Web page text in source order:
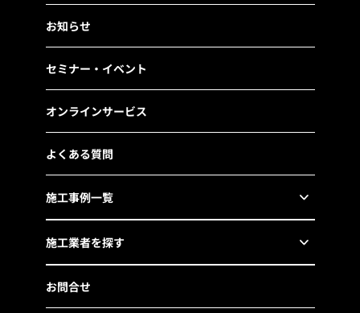
お知らせ
セミナー・イベント
オンラインサービス
よくある質問
施工事例一覧
施工業者を探す
お問合せ